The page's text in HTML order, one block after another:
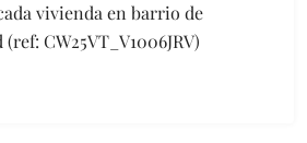
vivienda en barrio de
CW25VT_V1006JRV)